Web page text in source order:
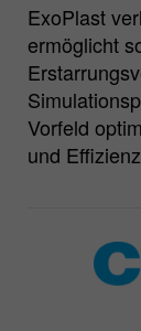
ExoPlast
ermöglicht
Vorfeld
und